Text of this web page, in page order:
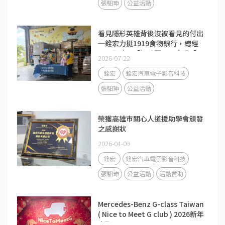
張馹珅 公益活動
看見隱形英雄背後沒被看見的付出
─銓宏力挺1919食物銀行，總經
理張馹珅以「極致匠心」實踐「以
人為本」
2026-07-22
銓宏
銓宏汽車電子影音科技
張馹珅
公益活動
榮獲高雄市關心人道援助學會頒發
之感謝狀
2026-04-09
銓宏
銓宏汽車電子影音科技
張馹珅
公益活動 活動贊助
Mercedes-Benz G-class Taiwan
( Nice to Meet G club ) 2026新年